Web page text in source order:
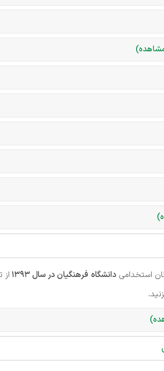
استخدامیدانشگاه فرهنگیان در سال 1393